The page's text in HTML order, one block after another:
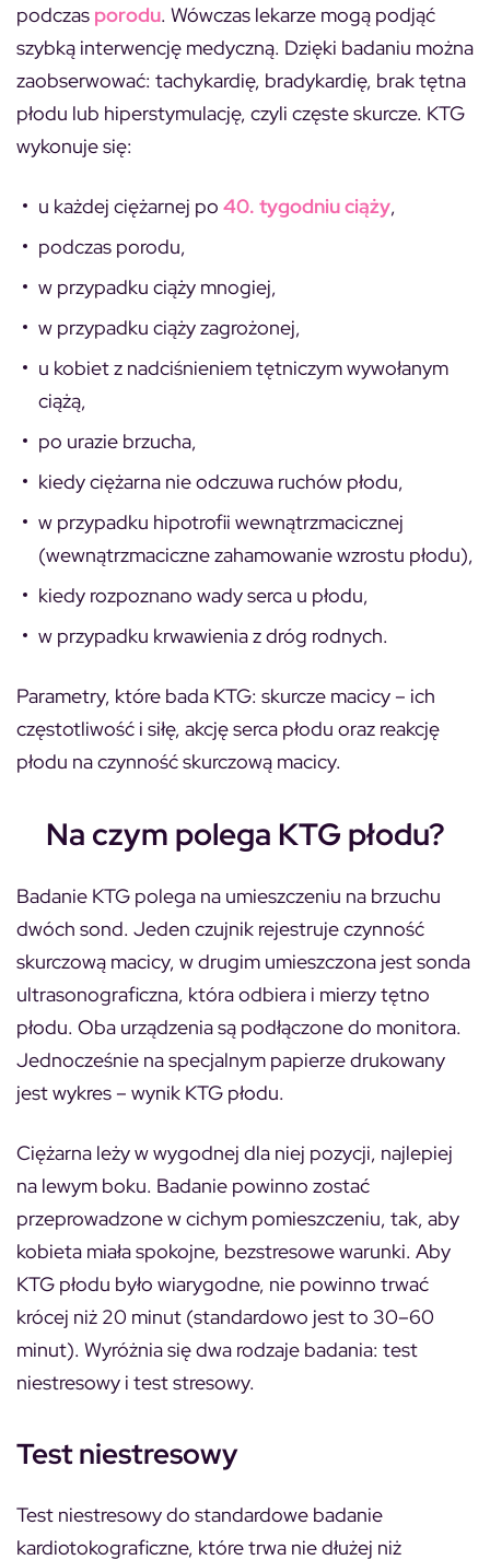
podczas porodu. Wówczas lekarze mogą podjąć
szybką interwencję medyczną. Dzięki badaniu można
zaobserwować: tachykardię, bradykardię, brak tętna
płodu lub hiperstymulację, czyli częste skurcze. KTG
wykonuje się:
u każdej ciężarnej po 40. tygodniu ciąży,
podczas porodu,
w przypadku ciąży mnogiej,
w przypadku ciąży zagrożonej,
u kobiet z nadciśnieniem tętniczym wywołanym
ciążą,
po urazie brzucha,
kiedy ciężarna nie odczuwa ruchów płodu,
w przypadku hipotrofii wewnątrzmacicznej
(wewnątrzmaciczne zahamowanie wzrostu płodu),
kiedy rozpoznano wady serca u płodu,
w przypadku krwawienia z dróg rodnych.
Parametry, które bada KTG: skurcze macicy – ich
częstotliwość i siłę, akcję serca płodu oraz reakcję
płodu na czynność skurczową macicy.
Na czym polega KTG płodu?
Badanie KTG polega na umieszczeniu na brzuchu
dwóch sond. Jeden czujnik rejestruje czynność
skurczową macicy, w drugim umieszczona jest sonda
ultrasonograficzna, która odbiera i mierzy tętno
płodu. Oba urządzenia są podłączone do monitora.
Jednocześnie na specjalnym papierze drukowany
jest wykres – wynik KTG płodu.
Ciężarna leży w wygodnej dla niej pozycji, najlepiej
na lewym boku. Badanie powinno zostać
przeprowadzone w cichym pomieszczeniu, tak, aby
kobieta miała spokojne, bezstresowe warunki. Aby
KTG płodu było wiarygodne, nie powinno trwać
krócej niż 20 minut (standardowo jest to 30–60
minut). Wyróżnia się dwa rodzaje badania: test
niestresowy i test stresowy.
Test niestresowy
Test niestresowy do standardowe badanie
kardiotokograficzne, które trwa nie dłużej niż